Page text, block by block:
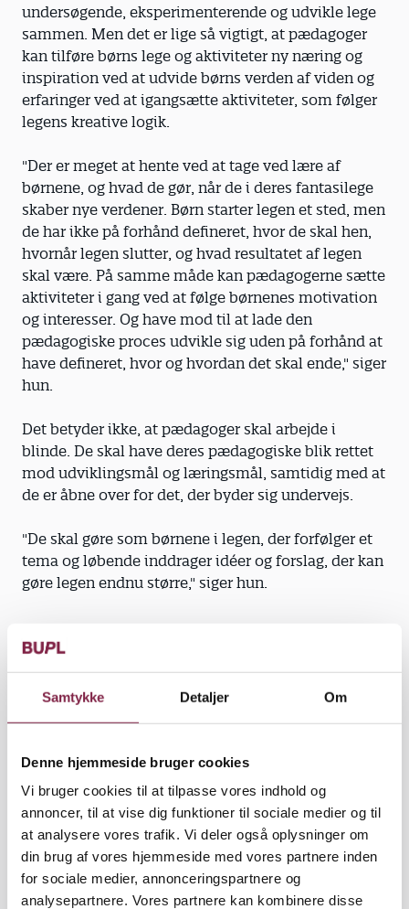
Samtykke Detaljer Om
Denne hjemmeside bruger cookies
Vi bruger cookies til at tilpasse vores indhold og
annoncer, til at vise dig funktioner til sociale medier og til
at analysere vores trafik. Vi deler også oplysninger om
din brug af vores hjemmeside med vores partnere inden
for sociale medier, annonceringspartnere og
analysepartnere. Vores partnere kan kombinere disse
undersøgende, eksperimenterende og udvikle lege
sammen. Men det er lige så vigtigt, at pædagoger
kan tilføre børns lege og aktiviteter ny næring og
inspiration ved at udvide børns verden af viden og
erfaringer ved at igangsætte aktiviteter, som følger
legens kreative logik.
"Der er meget at hente ved at tage ved lære af
børnene, og hvad de gør, når de i deres fantasilege
skaber nye verdener. Børn starter legen et sted, men
de har ikke på forhånd defineret, hvor de skal hen,
hvornår legen slutter, og hvad resultatet af legen
skal være. På samme måde kan pædagogerne sætte
aktiviteter i gang ved at følge børnenes motivation
og interesser. Og have mod til at lade den
pædagogiske proces udvikle sig uden på forhånd at
have defineret, hvor og hvordan det skal ende," siger
hun.
Det betyder ikke, at pædagoger skal arbejde i
blinde. De skal have deres pædagogiske blik rettet
mod udviklingsmål og læringsmål, samtidig med at
de er åbne over for det, der byder sig undervejs.
"De skal gøre som børnene i legen, der forfølger et
tema og løbende inddrager idéer og forslag, der kan
gøre legen endnu større," siger hun.
Interesse giver engagement. Derudover er det
vigtigt, at pædagoger er opmærksomme på, hvad
lege. Pæda­goger kan give konstruktive bidrag til
at skabe, så de får flere elementer ind i deres lege,
mener Daniela Cecchin.
"Pædagoger har altid mål og hensigter med det, de
gør. Men hvis man ønsker at give børn gode